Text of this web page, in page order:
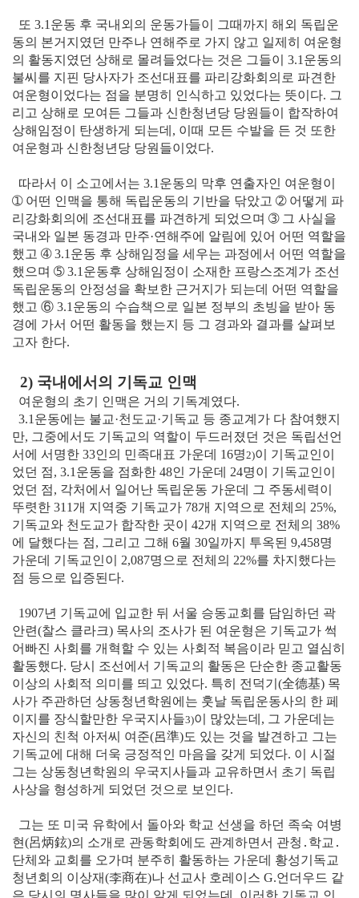
또 3.1운동 후 국내외의 운동가들이 그때까지 해외 독립운
동의 본거지였던 만주나 연해주로 가지 않고 일제히 여운형
의 활동지였던 상해로 몰려들었다는 것은 그들이 3.1운동의
불씨를 지핀 당사자가 조선대표를 파리강화회의로 파견한
여운형이었다는 점을 분명히 인식하고 있었다는 뜻이다. 그
리고 상해로 모여든 그들과 신한청년당 당원들이 합작하여
상해임정이 탄생하게 되는데, 이때 모든 수발을 든 것 또한
여운형과 신한청년당 당원들이었다.
따라서 이 소고에서는 3.1운동의 막후 연출자인 여운형이
➀ 어떤 인맥을 통해 독립운동의 기반을 닦았고 ➁ 어떻게 파
리강화회의에 조선대표를 파견하게 되었으며 ➂ 그 사실을
국내와 일본 동경과 만주·연해주에 알림에 있어 어떤 역할을
했고 ➃ 3.1운동 후 상해임정을 세우는 과정에서 어떤 역할을
했으며 ➄ 3.1운동후 상해임정이 소재한 프랑스조계가 조선
독립운동의 안정성을 확보한 근거지가 되는데 어떤 역할을
했고 ⑥ 3.1운동의 수습책으로 일본 정부의 초빙을 받아 동
경에 가서 어떤 활동을 했는지 등 그 경과와 결과를 살펴보
고자 한다.
2) 국내에서의 기독교 인맥
여운형의 초기 인맥은 거의 기독계였다.
3.1운동에는 불교·천도교·기독교 등 종교계가 다 참여했지
만, 그중에서도 기독교의 역할이 두드러졌던 것은 독립선언
서에 서명한 33인의 민족대표 가운데 16명2)이 기독교인이
었던 점, 3.1운동을 점화한 48인 가운데 24명이 기독교인이
었던 점, 각처에서 일어난 독립운동 가운데 그 주동세력이
뚜렷한 311개 지역중 기독교가 78개 지역으로 전체의 25%,
기독교와 천도교가 합작한 곳이 42개 지역으로 전체의 38%
에 달했다는 점, 그리고 그해 6월 30일까지 투옥된 9,458명
가운데 기독교인이 2,087명으로 전체의 22%를 차지했다는
점 등으로 입증된다.
1907년 기독교에 입교한 뒤 서울 승동교회를 담임하던 곽
안련(찰스 클라크) 목사의 조사가 된 여운형은 기독교가 썩
어빠진 사회를 개혁할 수 있는 사회적 복음이라 믿고 열심히
활동했다. 당시 조선에서 기독교의 활동은 단순한 종교활동
이상의 사회적 의미를 띄고 있었다. 특히 전덕기 (全德基) 목
사가 주관하던 상동청년학원에는 훗날 독립운동사의 한 페
이지를 장식할만한 우국지사들3)이 많았는데, 그 가운데는
자신의 친척 아저씨 여준(呂準)도 있는 것을 발견하고 그는
기독교에 대해 더욱 긍정적인 마음을 갖게 되었다. 이 시절
그는 상동청년학원의 우국지사들과 교유하면서 초기 독립
사상을 형성하게 되었던 것으로 보인다.
그는 또 미국 유학에서 돌아와 학교 선생을 하던 족숙 여병
현(呂炳鉉)의 소개로 관동학회에도 관계하면서 관청․학교․
단체와 교회를 오가며 분주히 활동하는 가운데 황성기독교
청년회의 이상재(李商在)나 선교사 호레이스 G.언더우드 같
은 당시의 명사들을 많이 알게 되었는데, 이러한 기독교 인